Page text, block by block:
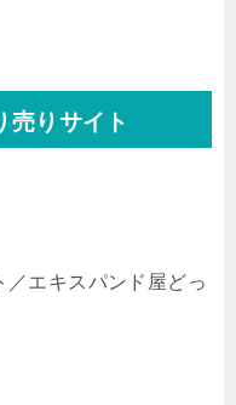
売りサイト
エキスパンド屋どっ